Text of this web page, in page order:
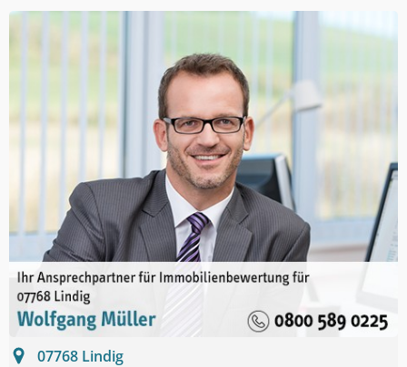
07768 Lindig